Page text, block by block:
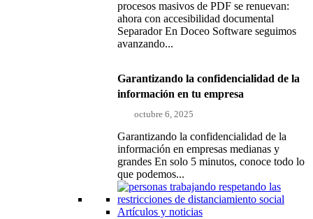
procesos masivos de PDF se renuevan:
ahora con accesibilidad documental
Separador En Doceo Software seguimos
avanzando...
Garantizando la confidencialidad de la
información en tu empresa
octubre 6, 2025
Garantizando la confidencialidad de la
información en empresas medianas y
grandes En solo 5 minutos, conoce todo lo
que podemos...
Artículos y noticias